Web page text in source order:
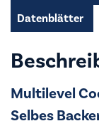
Datenblätter
Multilevel
Selbes